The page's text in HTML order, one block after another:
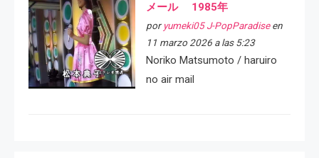
メール 1985年
por yumeki05 J-PopParadiseen
11 marzo 2026 a las 5:23
Noriko Matsumoto / haruiro
no air mail